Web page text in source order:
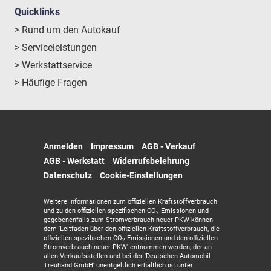
Quicklinks
> Rund um den Autokauf
> Serviceleistungen
> Werkstattservice
> Häufige Fragen
Anmelden Impressum
AGB - Verkauf
AGB - Werkstatt
Widerrufsbelehrung
Datenschutz
Cookie-Einstellungen
Weitere Informationen zum offiziellen Kraftstoffverbrauch
und zu den offiziellen spezifischen CO2-Emissionen und
gegebenenfalls zum Stromverbrauch neuer PKW können
dem 'Leitfaden über den offiziellen Kraftstoffverbrauch, die
offiziellen spezifischen CO2-Emissionen und den offiziellen
Stromverbrauch neuer PKW' entnommen werden, der an
allen Verkaufsstellen und bei der 'Deutschen Automobil
Treuhand GmbH' unentgeltlich erhältlich ist unter